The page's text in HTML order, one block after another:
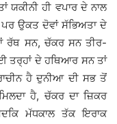
ਯਕੀਨੀ ਹੀ ਵਪਾਰ ਦੇ ਨਾਲ
ਉਕਤ ਦੋਵਾਂ ਸੱਭਿਅਤਾ ਦੇ
ਰੱਥ ਸਨ, ਚੱਕਰ ਸਨ ਤੀਰ-
ਤਰ੍ਹਾਂ ਦੇ ਹਥਿਆਰ ਸਨ ਤਾਂ
ਹੈ ਦੁਨੀਆ ਦੀ ਸਭ ਤੋਂ
ਹੈ, ਚੱਕਰ ਦਾ ਜ਼ਿਕਰ
ਮੱਧਕਾਲ ਤੱਕ ਇਰਾਕ